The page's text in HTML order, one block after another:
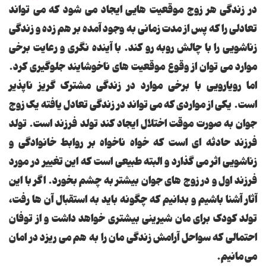
در زندگی هر زوج موقعیت هایی ایجاد می شود که می تواند
تعادلی را که پس از مدت زمانی به وجود آمده بر هم زده و زندگی
زناشویی را با چالش روبه رو کند. با آینده نگری و رعایت برخی
موارد می توان از وقوع موقعیت های ناخوشایند جلوگیری کرد.
اما رویارویی با برخی موارد در زندگی مشترک گریز ناپذیر
است.یکی از مواردی که می تواند در زندگی تعادل یافته یک زوج
جوان به صورت موقت اختلال ایجاد کند تولد فرزند است. تولد
فرزند حادثه ای است که خواه ناخواه بر روابط خانوادگی و
زناشویی اثر می گذارد و البته طبیعی است که این تغییر در مورد
فرزند اول و در زوج های جوان بیشتر به چشم بخورد. اگر با این
آثار آشنا باشیم و بدانیم که چگونه باید به استقبال آن ها رفت،
تولد کودک برای مان شیرینی بیشتری خواهد داشت و از توفان
احتمالی که سواحل آرامش زندگی مان را به هم می ریزد در امان
می مانیم.